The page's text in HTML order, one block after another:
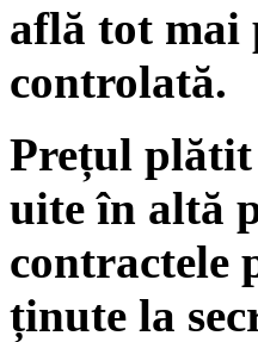
află tot mai
controlată.
Prețul plătit
uite în altă
contractele
ținute la